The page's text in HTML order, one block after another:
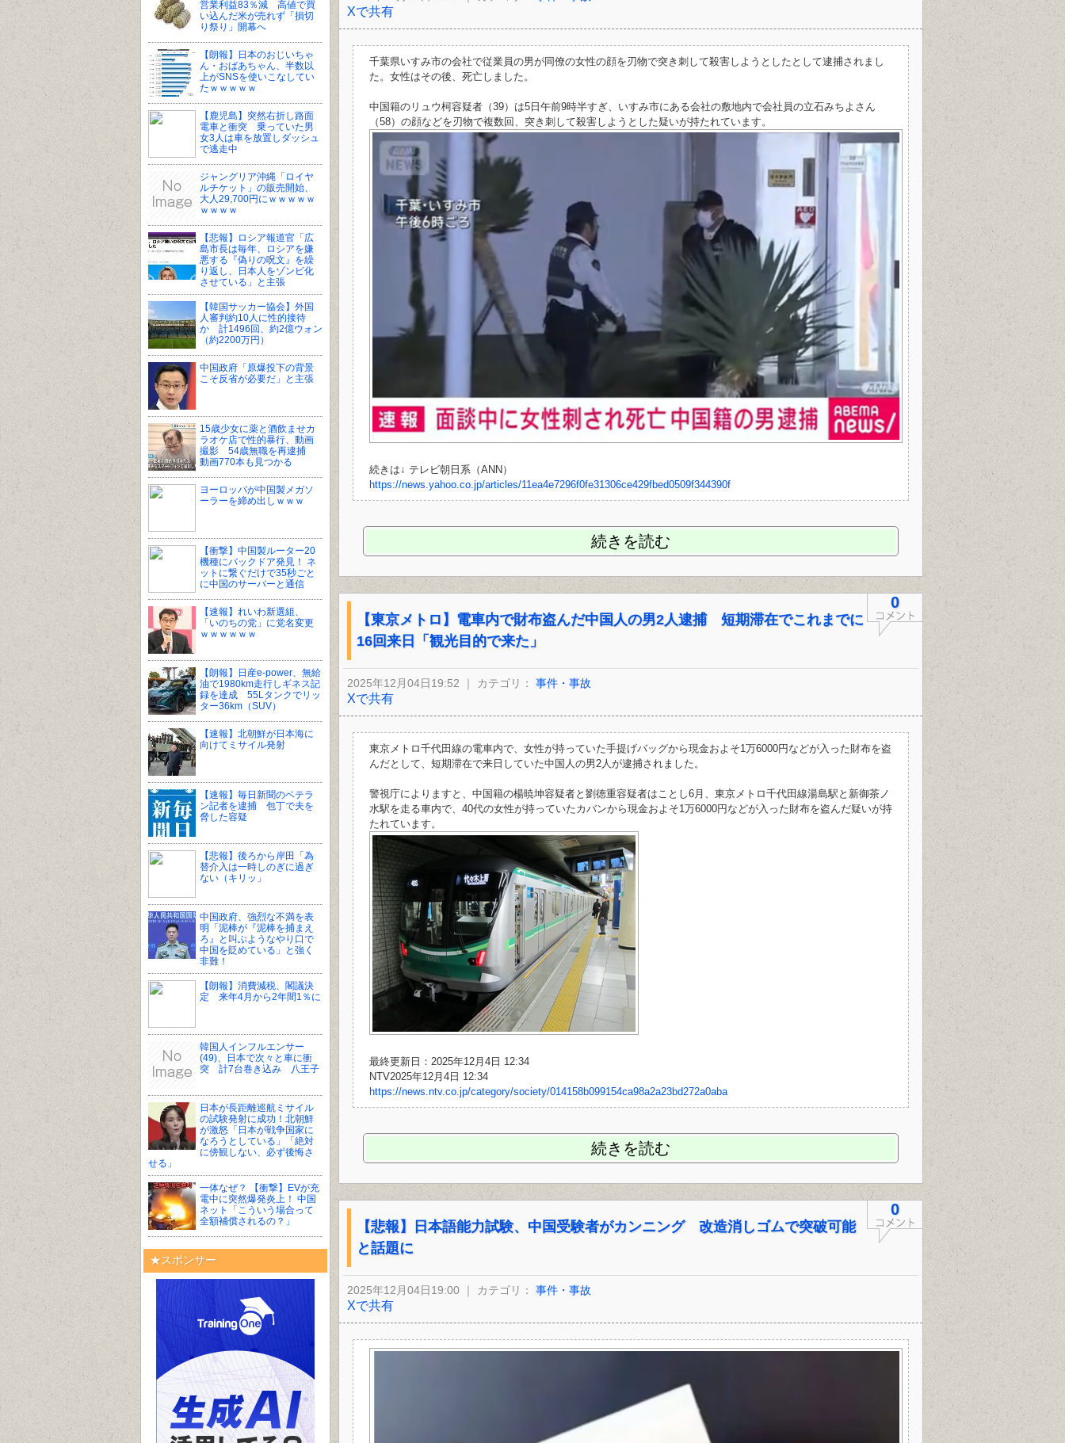
営業利益83％減 高値で買
い込んだ米が売れず「損切
り祭り」開幕へ
【朗報】日本のおじいちゃ
ん・おばあちゃん、半数以
上がSNSを使いこなしてい
たｗｗｗｗｗ
【鹿児島】突然右折し路面
電車と衝突 乗っていた男
女3人は車を放置しダッシュ
で逃走中
ジャングリア沖縄「ロイヤ
ルチケット」の販売開始、
大人29,700円にｗｗｗｗｗ
ｗｗｗｗ
【悲報】ロシア報道官「広
島市長は毎年、ロシアを嫌
悪する『偽りの呪文』を繰
り返し、日本人をゾンビ化
させている」と主張
【韓国サッカー協会】外国
人審判約10人に性的接待
か 計1496回、約2億ウォン
（約2200万円）
中国政府「原爆投下の背景
こそ反省が必要だ」と主張
15歳少女に薬と酒飲ませカ
ラオケ店で性的暴行、動画
撮影 54歳無職を再逮捕
動画770本も見つかる
ヨーロッパが中国製メガソ
ーラーを締め出しｗｗｗ
【衝撃】中国製ルーター20
機種にバックドア発見！ ネ
ットに繋ぐだけで35秒ごと
に中国のサーバーと通信
【速報】れいわ新選組、
「いのちの党」に党名変更
ｗｗｗｗｗｗ
【朗報】日産e-power、無給
油で1980km走行しギネス記
録を達成 55Lタンクでリッ
ター36km（SUV）
【速報】北朝鮮が日本海に
向けてミサイル発射
【速報】毎日新聞のベテラ
ン記者を逮捕 包丁で夫を
脅した容疑
【悲報】後ろから岸田「為
替介入は一時しのぎに過ぎ
ない（キリッ」
中国政府、強烈な不満を表
明「泥棒が『泥棒を捕まえ
ろ』と叫ぶようなやり口で
中国を貶めている」と強く
非難！
【朗報】消費減税、閣議決
定 来年4月から2年間1％に
韓国人インフルエンサー
(49)、日本で次々と車に衝
突 計7台巻き込み 八王子
日本が長距離巡航ミサイル
の試験発射に成功！北朝鮮
が激怒「日本が戦争国家に
なろうとしている」「絶対
に傍観しない、必ず後悔さ
せる」
一体なぜ？ 【衝撃】EVが充
電中に突然爆発炎上！ 中国
ネット「こういう場合って
全額補償されるの？」
★スポンサー
Xで共有
千葉県いすみ市の会社で従業員の男が同僚の女性の顔を刃物で突き刺して殺害しようとしたとして逮捕されまし
た。女性はその後、死亡しました。
中国籍のリュウ柯容疑者（39）は5日午前9時半すぎ、いすみ市にある会社の敷地内で会社員の立石みちよさん
（58）の顔などを刃物で複数回、突き刺して殺害しようとした疑いが持たれています。
続きは↓ テレビ朝日系（ANN）
https://news.yahoo.co.jp/articles/11ea4e7296f0fe31306ce429fbed0509f344390f
続きを読む
0
【東京メトロ】電車内で財布盗んだ中国人の男2人逮捕 短期滞在でこれまでに
16回来日「観光目的で来た」
2025年12月04日19:52 ｜ カテゴリ： 事件・事故
Xで共有
東京メトロ千代田線の電車内で、女性が持っていた手提げバッグから現金およそ1万6000円などが入った財布を盗
んだとして、短期滞在で来日していた中国人の男2人が逮捕されました。
警視庁によりますと、中国籍の楊暁坤容疑者と劉徳重容疑者はことし6月、東京メトロ千代田線湯島駅と新御茶ノ
水駅を走る車内で、40代の女性が持っていたカバンから現金およそ1万6000円などが入った財布を盗んだ疑いが持
たれています。
最終更新日：2025年12月4日 12:34
NTV2025年12月4日 12:34
https://news.ntv.co.jp/category/society/014158b099154ca98a2a23bd272a0aba
続きを読む
0
【悲報】日本語能力試験、中国受験者がカンニング 改造消しゴムで突破可能
と話題に
2025年12月04日19:00 ｜ カテゴリ： 事件・事故
Xで共有